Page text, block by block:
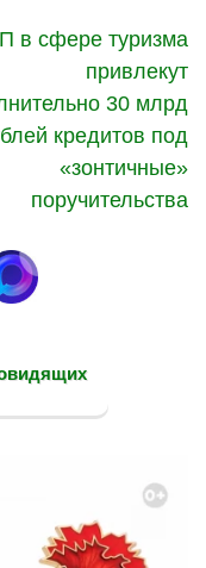
в сфере туризма
привлекут
30 млрд
кредитов под
«зонтичные»
поручительства